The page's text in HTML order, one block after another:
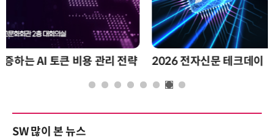
2026 전자신문 테크데이
SW 많이 본 뉴스